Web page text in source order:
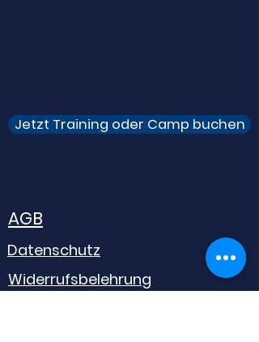
Jetzt Training oder Camp buchen
AGB
Datenschutz
Widerrufsbelehrung